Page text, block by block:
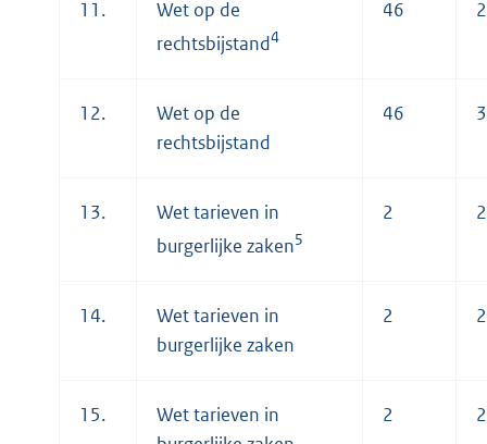
11.
Wet op de
rechtsbijstand4
46 2
12.
Wet op de
rechtsbijstand
46 3
13.
Wet tarieven in
burgerlijke zaken5
2 2
14.
Wet tarieven in
burgerlijke zaken
2 2
15.
Wet tarieven in
2 2